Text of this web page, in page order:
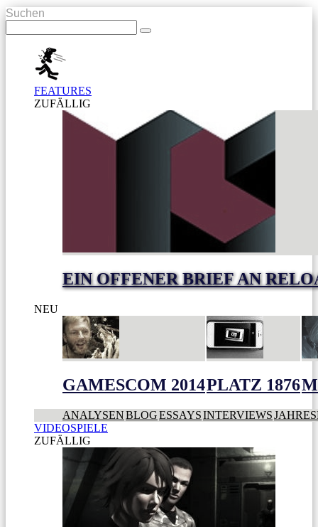
Suchen
FEATURES
ZUFÄLLIG
EIN OFFENER BRIEF AN
NEU
GAMESCOM 2014PLATZ 1876
ANALYSENBLOGESSAYSINTERVIEWS
VIDEOSPIELE
ZUFÄLLIG